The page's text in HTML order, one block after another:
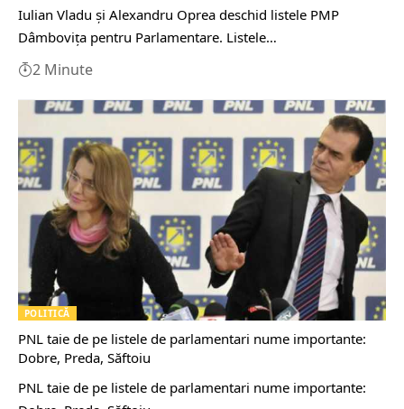
Iulian Vladu și Alexandru Oprea deschid listele PMP
Dâmbovița pentru Parlamentare. Listele…
2 Minute
POLITICĂ
PNL taie de pe listele de parlamentari nume importante:
Dobre, Preda, Săftoiu
PNL taie de pe listele de parlamentari nume importante: